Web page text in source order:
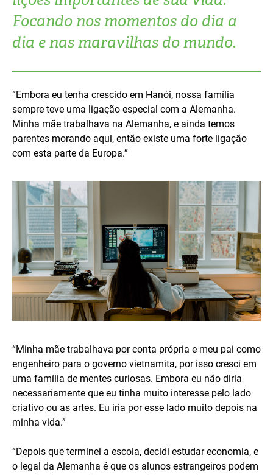
Focando nos momentos do dia a
dia e nas maravilhas do mundo.
“Embora eu tenha crescido em Hanói, nossa família
sempre teve uma ligação especial com a Alemanha.
Minha mãe trabalhava na Alemanha, e ainda temos
parentes morando aqui, então existe uma forte ligação
com esta parte da Europa.”
“Minha mãe trabalhava por conta própria e meu pai como
engenheiro para o governo vietnamita, por isso cresci em
uma família de mentes curiosas. Embora eu não diria
necessariamente que eu tinha muito interesse pelo lado
criativo ou as artes. Eu iria por esse lado muito depois na
minha vida.”
“Depois que terminei a escola, decidi estudar economia, e
o legal da Alemanha é que os alunos estrangeiros podem